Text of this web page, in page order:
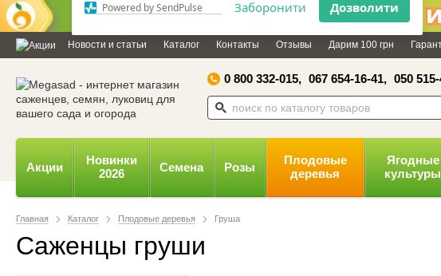
відправляти вам сповіщення на
робочий стіл.
Powered by SendPulse Заборонити Дозволити
×
Новости и статьи Каталог Контакты Отзывы Дарим 100 грн
0 800 332-015, 067 654-16-41, 050
Акции
Новинки
2026
Семена Розы
Плодовые
деревья
Ягодные
культуры
Главная Каталог Плодовые деревья Груша
Саженцы груши